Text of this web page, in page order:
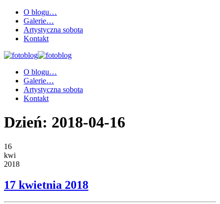
O blogu…
Galerie…
Artystyczna sobota
Kontakt
O blogu…
Galerie…
Artystyczna sobota
Kontakt
Dzień: 2018-04-16
16
kwi
2018
17 kwietnia 2018